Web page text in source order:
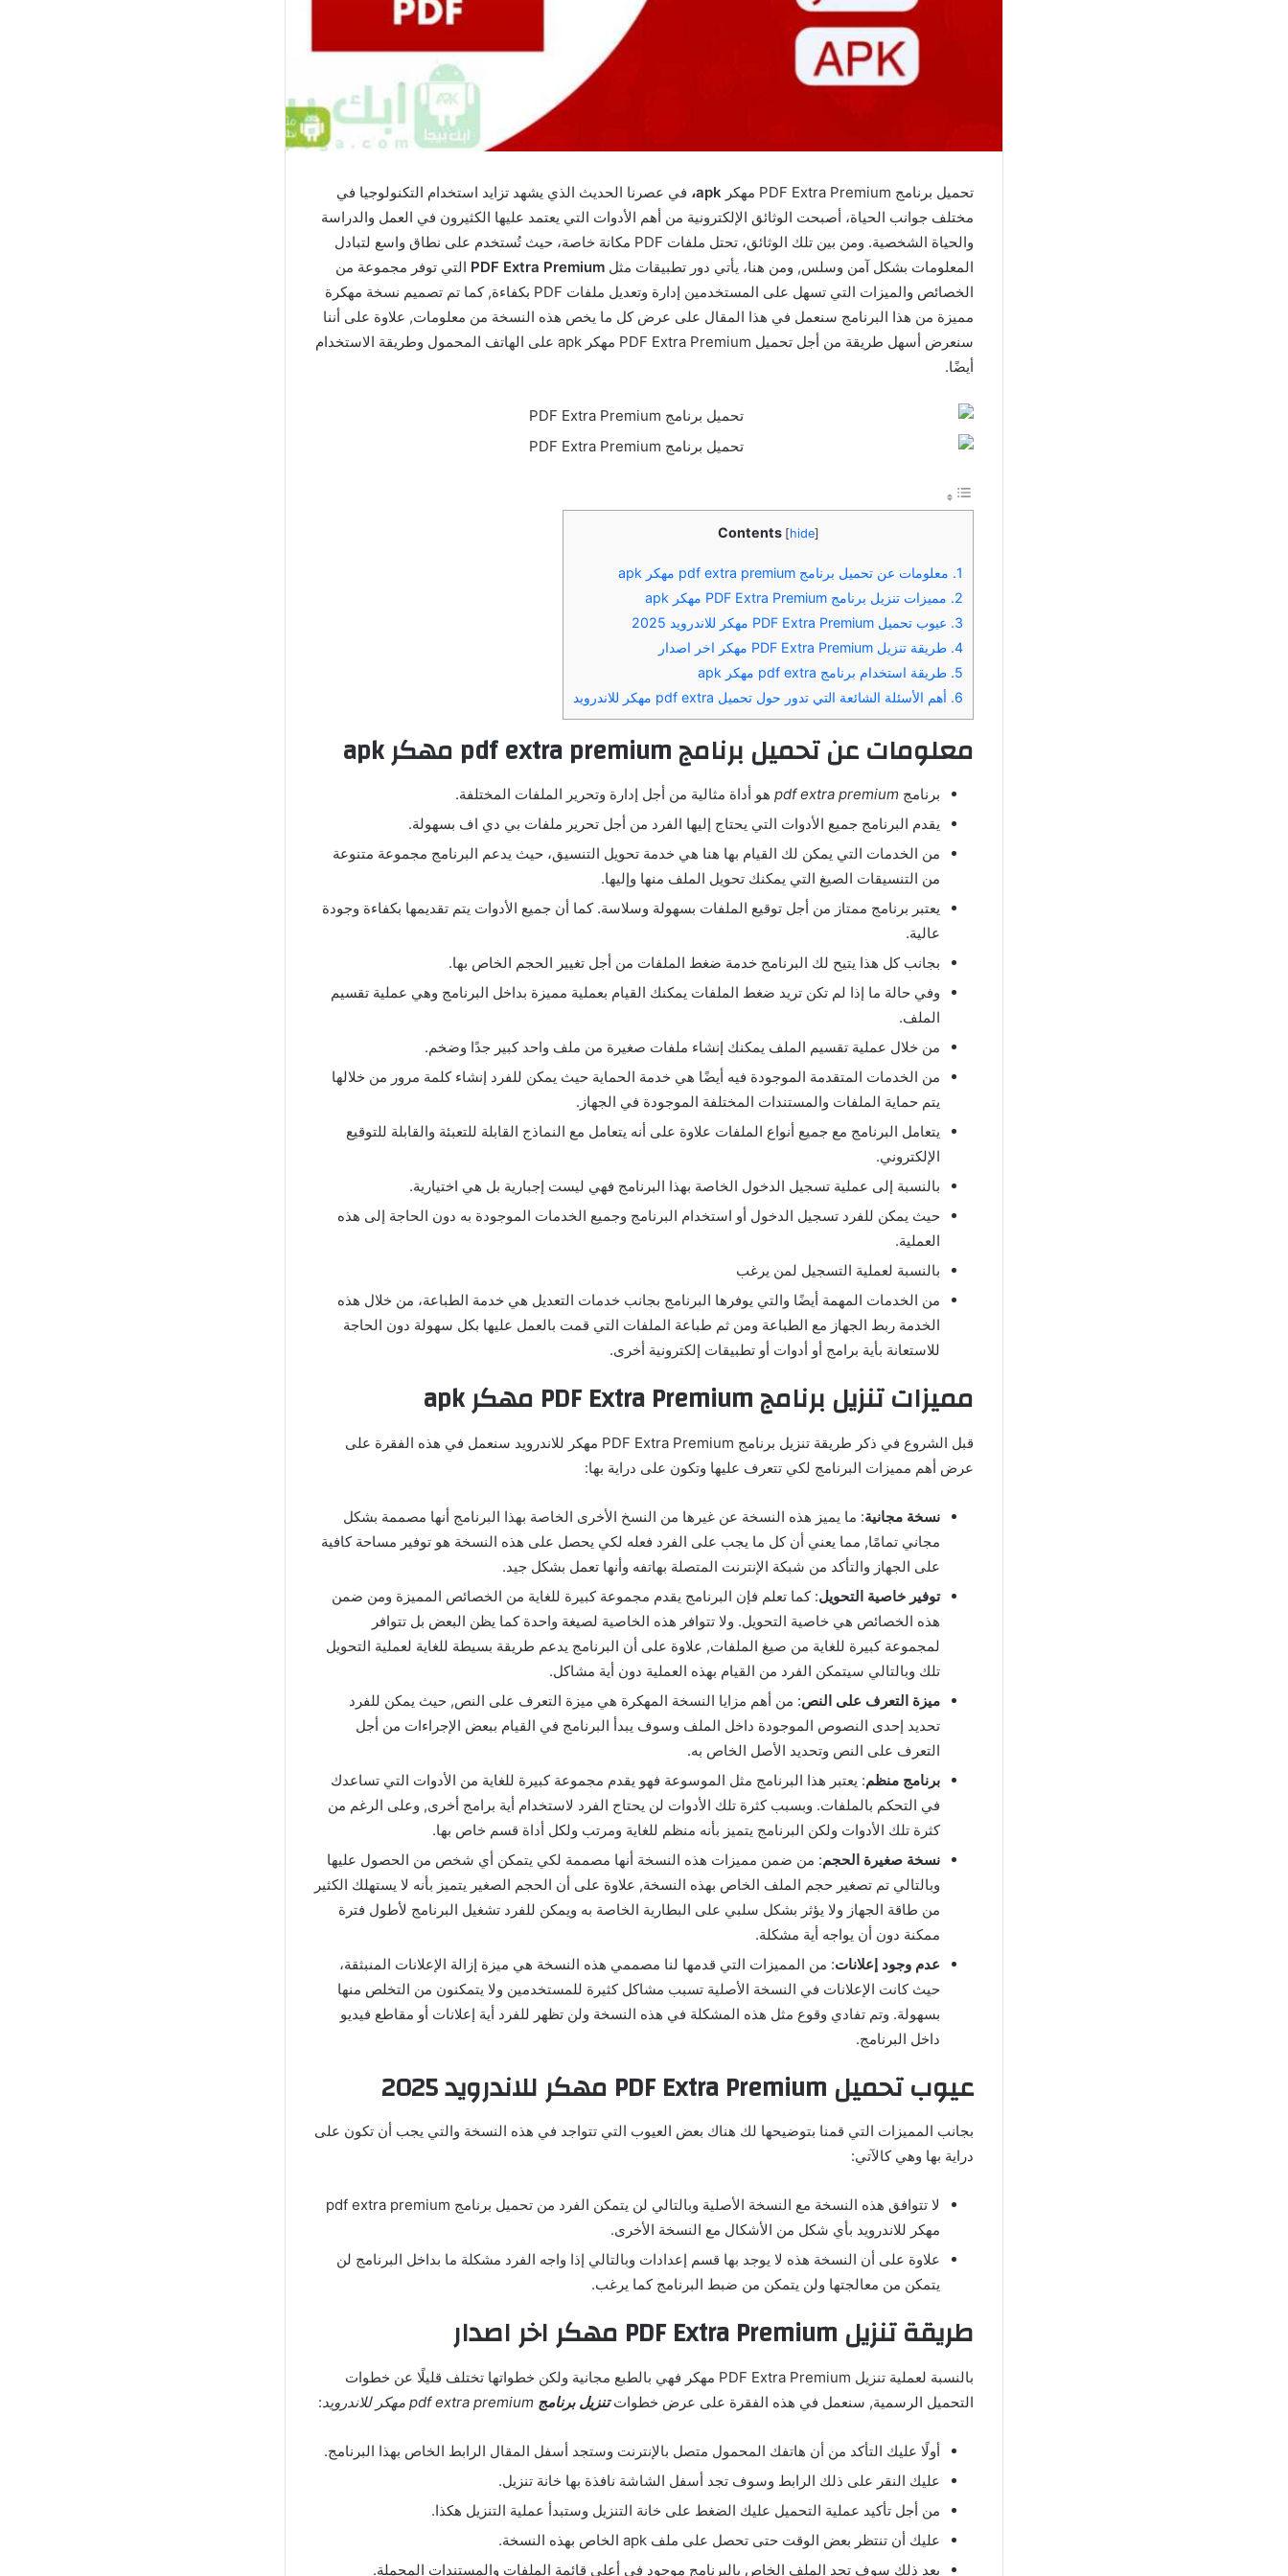
تحميل برنامج PDF Extra Premium مهكر apk، في عصرنا الحديث الذي يشهد تزايد استخدام التكنولوجيا في
مختلف جوانب الحياة، أصبحت الوثائق الإلكترونية من أهم الأدوات التي يعتمد عليها الكثيرون في العمل والدراسة
والحياة الشخصية. ومن بين تلك الوثائق، تحتل ملفات PDF مكانة خاصة، حيث تُستخدم على نطاق واسع لتبادل
المعلومات بشكل آمن وسلس, ومن هنا، يأتي دور تطبيقات مثل PDF Extra Premium التي توفر مجموعة من
الخصائص والميزات التي تسهل على المستخدمين إدارة وتعديل ملفات PDF بكفاءة, كما تم تصميم نسخة مهكرة
مميزة من هذا البرنامج سنعمل في هذا المقال على عرض كل ما يخص هذه النسخة من معلومات, علاوة على أننا
سنعرض أسهل طريقة من أجل تحميل PDF Extra Premium مهكر apk على الهاتف المحمول وطريقة الاستخدام
أيضًا.
Contents [hide]
1. معلومات عن تحميل برنامج pdf extra premium مهكر apk
2. مميزات تنزيل برنامج PDF Extra Premium مهكر apk
3. عيوب تحميل PDF Extra Premium مهكر للاندرويد 2025
4. طريقة تنزيل PDF Extra Premium مهكر اخر اصدار
5. طريقة استخدام برنامج pdf extra مهكر apk
6. أهم الأسئلة الشائعة التي تدور حول تحميل pdf extra مهكر للاندرويد
معلومات عن تحميل برنامجpdf extra premium مهكرapk
برنامج pdf extra premium هو أداة مثالية من أجل إدارة وتحرير الملفات المختلفة.
يقدم البرنامج جميع الأدوات التي يحتاج إليها الفرد من أجل تحرير ملفات بي دي اف بسهولة.
من الخدمات التي يمكن لك القيام بها هنا هي خدمة تحويل التنسيق، حيث يدعم البرنامج مجموعة متنوعة
من التنسيقات الصيغ التي يمكنك تحويل الملف منها وإليها.
يعتبر برنامج ممتاز من أجل توقيع الملفات بسهولة وسلاسة. كما أن جميع الأدوات يتم تقديمها بكفاءة وجودة
عالية.
بجانب كل هذا يتيح لك البرنامج خدمة ضغط الملفات من أجل تغيير الحجم الخاص بها.
وفي حالة ما إذا لم تكن تريد ضغط الملفات يمكنك القيام بعملية مميزة بداخل البرنامج وهي عملية تقسيم
الملف.
من خلال عملية تقسيم الملف يمكنك إنشاء ملفات صغيرة من ملف واحد كبير جدًا وضخم.
من الخدمات المتقدمة الموجودة فيه أيضًا هي خدمة الحماية حيث يمكن للفرد إنشاء كلمة مرور من خلالها
يتم حماية الملفات والمستندات المختلفة الموجودة في الجهاز.
يتعامل البرنامج مع جميع أنواع الملفات علاوة على أنه يتعامل مع النماذج القابلة للتعبئة والقابلة للتوقيع
الإلكتروني.
بالنسبة إلى عملية تسجيل الدخول الخاصة بهذا البرنامج فهي ليست إجبارية بل هي اختيارية.
حيث يمكن للفرد تسجيل الدخول أو استخدام البرنامج وجميع الخدمات الموجودة به دون الحاجة إلى هذه
العملية.
بالنسبة لعملية التسجيل لمن يرغب
من الخدمات المهمة أيضًا والتي يوفرها البرنامج بجانب خدمات التعديل هي خدمة الطباعة، من خلال هذه
الخدمة ربط الجهاز مع الطباعة ومن ثم طباعة الملفات التي قمت بالعمل عليها بكل سهولة دون الحاجة
للاستعانة بأية برامج أو أدوات أو تطبيقات إلكترونية أخرى.
مميزات تنزيل برنامج PDF Extra Premium مهكر apk
قبل الشروع في ذكر طريقة تنزيل برنامج PDF Extra Premium مهكر للاندرويد سنعمل في هذه الفقرة على
عرض أهم مميزات البرنامج لكي تتعرف عليها وتكون على دراية بها:
نسخة مجانية: ما يميز هذه النسخة عن غيرها من النسخ الأخرى الخاصة بهذا البرنامج أنها مصممة بشكل
مجاني تمامًا, مما يعني أن كل ما يجب على الفرد فعله لكي يحصل على هذه النسخة هو توفير مساحة كافية
على الجهاز والتأكد من شبكة الإنترنت المتصلة بهاتفه وأنها تعمل بشكل جيد.
توفير خاصية التحويل: كما تعلم فإن البرنامج يقدم مجموعة كبيرة للغاية من الخصائص المميزة ومن ضمن
هذه الخصائص هي خاصية التحويل. ولا تتوافر هذه الخاصية لصيغة واحدة كما يظن البعض بل تتوافر
لمجموعة كبيرة للغاية من صيغ الملفات, علاوة على أن البرنامج يدعم طريقة بسيطة للغاية لعملية التحويل
تلك وبالتالي سيتمكن الفرد من القيام بهذه العملية دون أية مشاكل.
ميزة التعرف على النص: من أهم مزايا النسخة المهكرة هي ميزة التعرف على النص, حيث يمكن للفرد
تحديد إحدى النصوص الموجودة داخل الملف وسوف يبدأ البرنامج في القيام ببعض الإجراءات من أجل
التعرف على النص وتحديد الأصل الخاص به.
برنامج منظم: يعتبر هذا البرنامج مثل الموسوعة فهو يقدم مجموعة كبيرة للغاية من الأدوات التي تساعدك
في التحكم بالملفات. وبسبب كثرة تلك الأدوات لن يحتاج الفرد لاستخدام أية برامج أخرى, وعلى الرغم من
كثرة تلك الأدوات ولكن البرنامج يتميز بأنه منظم للغاية ومرتب ولكل أداة قسم خاص بها.
نسخة صغيرة الحجم: من ضمن مميزات هذه النسخة أنها مصممة لكي يتمكن أي شخص من الحصول عليها
وبالتالي تم تصغير حجم الملف الخاص بهذه النسخة, علاوة على أن الحجم الصغير يتميز بأنه لا يستهلك الكثير
من طاقة الجهاز ولا يؤثر بشكل سلبي على البطارية الخاصة به ويمكن للفرد تشغيل البرنامج لأطول فترة
ممكنة دون أن يواجه أية مشكلة.
عدم وجود إعلانات: من المميزات التي قدمها لنا مصممي هذه النسخة هي ميزة إزالة الإعلانات المنبثقة،
حيث كانت الإعلانات في النسخة الأصلية تسبب مشاكل كثيرة للمستخدمين ولا يتمكنون من التخلص منها
بسهولة. وتم تفادي وقوع مثل هذه المشكلة في هذه النسخة ولن تظهر للفرد أية إعلانات أو مقاطع فيديو
داخل البرنامج.
عيوب تحميل PDF Extra Premium مهكر للاندرويد 2025
بجانب المميزات التي قمنا بتوضيحها لك هناك بعض العيوب التي تتواجد في هذه النسخة والتي يجب أن تكون على
دراية بها وهي كالآتي:
لا تتوافق هذه النسخة مع النسخة الأصلية وبالتالي لن يتمكن الفرد من تحميل برنامج pdf extra premium
مهكر للاندرويد بأي شكل من الأشكال مع النسخة الأخرى.
علاوة على أن النسخة هذه لا يوجد بها قسم إعدادات وبالتالي إذا واجه الفرد مشكلة ما بداخل البرنامج لن
يتمكن من معالجتها ولن يتمكن من ضبط البرنامج كما يرغب.
طريقة تنزيل PDF Extra Premium مهكر اخر اصدار
بالنسبة لعملية تنزيل PDF Extra Premium مهكر فهي بالطبع مجانية ولكن خطواتها تختلف قليلًا عن خطوات
التحميل الرسمية, سنعمل في هذه الفقرة على عرض خطواتتنزيل برنامج :
أولًا عليك التأكد من أن هاتفك المحمول متصل بالإنترنت وستجد أسفل المقال الرابط الخاص بهذا البرنامج.
عليك النقر على ذلك الرابط وسوف تجد أسفل الشاشة نافذة بها خانة تنزيل.
من أجل تأكيد عملية التحميل عليك الضغط على خانة التنزيل وستبدأ عملية التنزيل هكذا.
عليك أن تنتظر بعض الوقت حتى تحصل على ملف apk الخاص بهذه النسخة.
بعد ذلك سوف تجد الملف الخاص بالبرنامج موجود في أعلى قائمة الملفات والمستندات المحملة.